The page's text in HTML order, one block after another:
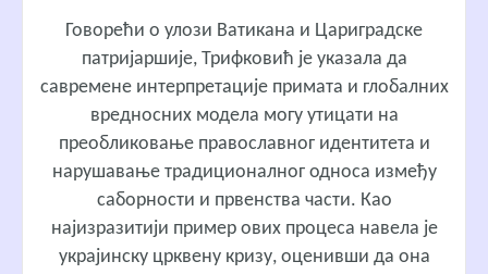
Говорећи о улози Ватикана и Цариградске
патријаршије, Трифковић је указала да
савремене интерпретације примата и глобалних
вредносних модела могу утицати на
преобликовање православног идентитета и
нарушавање традиционалног односа између
саборности и првенства части. Као
најизразитији пример ових процеса навела је
украјинску црквену кризу, оценивши да она